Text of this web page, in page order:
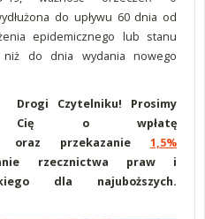
do upływu 60 dnia od
epidemicznego lub stanu
do dnia wydania nowego
Drogi Czytelniku! Prosimy
Cię o wpłatę
oraz przekazanie 1,5%
rzecznictwa praw i
dla najuboższych.